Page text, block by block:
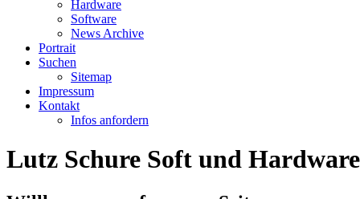
Hardware
Software
News Archive
Portrait
Suchen
Sitemap
Impressum
Kontakt
Infos anfordern
Lutz Schure Soft und